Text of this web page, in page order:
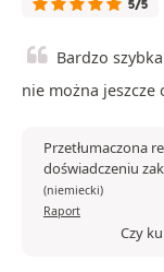
5/5
Bardzo
nie można jeszcze
Przetłumaczona
doświadczeniu
(niemiecki)
Raport
Czy